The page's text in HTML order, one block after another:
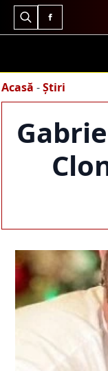
Search
Acasă -Știri